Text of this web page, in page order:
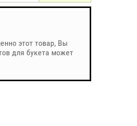
этот товар, Вы
для букета может